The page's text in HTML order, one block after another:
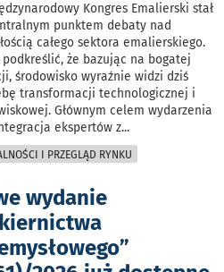
Kongres Emalierski stał
punktem debaty nad
całego sektora emalierskiego.
podkreślić, że bazując na bogatej
środowisko wyraźnie widzi dziś
transformacji technologicznej i
Głównym celem wydarzenia
ekspertów z...
I PRZEGLĄD RYNKU
wydanie